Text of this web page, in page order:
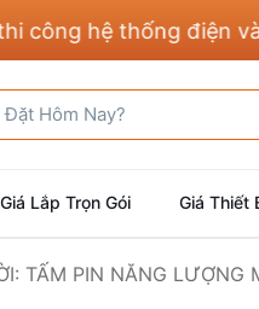
hệ thống điện và xây
Giá Lắp Trọn Gói Giá Thiết
TẤM PIN NĂNG LƯỢNG